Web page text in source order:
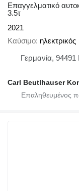
Επαγγελματικό
3.5τ
2021
Καύσιμο ηλεκτρικός
Γερμανία,